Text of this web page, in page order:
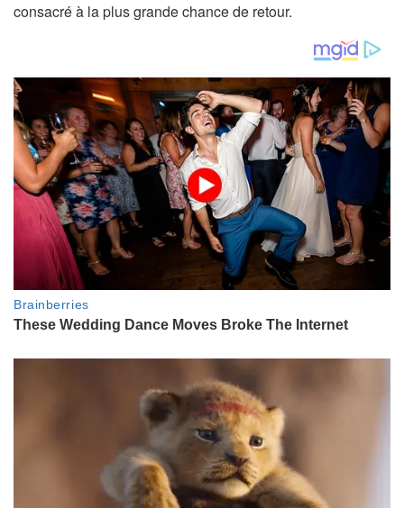
consacré à la plus grande chance de retour.